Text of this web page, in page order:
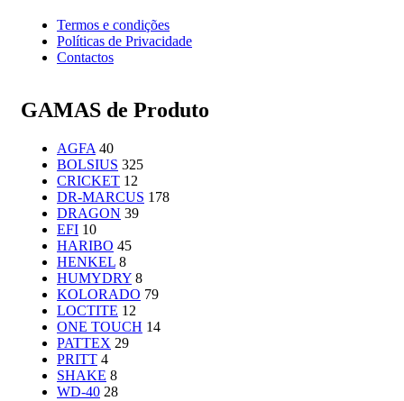
Termos e condições
Políticas de Privacidade
Contactos
GAMAS de Produto
AGFA 40
BOLSIUS 325
CRICKET 12
DR-MARCUS 178
DRAGON 39
EFI 10
HARIBO 45
HENKEL 8
HUMYDRY 8
KOLORADO 79
LOCTITE 12
ONE TOUCH 14
PATTEX 29
PRITT 4
SHAKE 8
WD-40 28